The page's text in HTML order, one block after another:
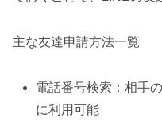
主な友達申請方法一覧
電話番号検索：相手
に利用可能